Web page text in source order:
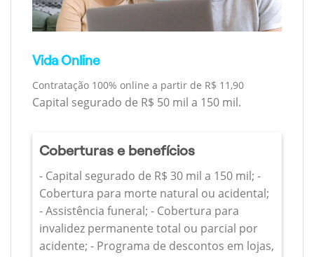
Vida Online
Contratação 100% online a partir de R$ 11,90
Capital segurado de R$ 50 mil a 150 mil.
Coberturas e benefícios
- Capital segurado de R$ 30 mil a 150 mil; -
Cobertura para morte natural ou acidental;
- Assistência funeral; - Cobertura para
invalidez permanente total ou parcial por
acidente; - Programa de descontos em lojas,